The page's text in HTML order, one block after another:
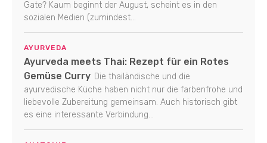
Gate? Kaum beginnt der August, scheint es in den
sozialen Medien (zumindest...
AYURVEDA
Ayurveda meets Thai: Rezept für ein Rotes
Gemüse Curry Die thailändische und die
ayurvedische Küche haben nicht nur die farbenfrohe und
liebevolle Zubereitung gemeinsam. Auch historisch gibt
es eine interessante Verbindung...